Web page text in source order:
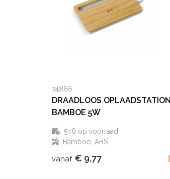
74866
DRAADLOOS OPLAADSTATION
BAMBOE 5W
548 op voorraad
Bamboo, ABS
vanaf € 9,77